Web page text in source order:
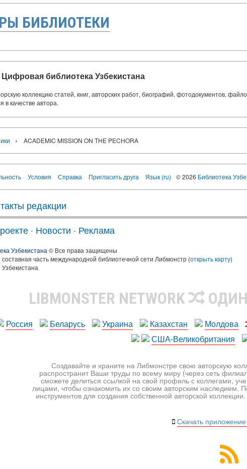
БИБЛИОТЕКИ
Цифровая библиотека Узбекистана
коллекцию статей, книг, авторских работ, биографий, фотодокументов,
в качестве автора.
› ACADEMIC MISSION ON THE PECHORA
Условия Справка Пригласить друга Язык (ru) © 2026 Библиотека
редакции
· Новости · Реклама
Узбекистана © Все права защищены
часть международной библиотечной сети Либмонстр (открыть карту)
LIBMONSTER NETWORK
Россия Беларусь Украина Казахстан Молдова
США-Великобритания
Создавайте и храните на Либмонстре свою авторскую
распространит Ваши труды по всему миру (через сеть
сможете делиться ссылкой на свой профиль с коллегами,
лицами, чтобы ознакомить их со своим авторским
инструментов для создания собственной авторской
Скачать